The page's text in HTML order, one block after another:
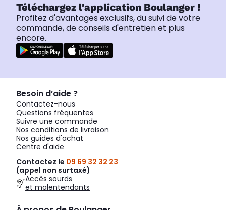
Téléchargez l'application Boulanger !
Profitez d'avantages exclusifs, du suivi de votre
commande, de conseils d'entretien et plus
encore.
Besoin d’aide ?
Contactez-nous
Questions fréquentes
Suivre une commande
Nos conditions de livraison
Nos guides d'achat
Centre d'aide
Contactez le 09 69 32 32 23
(appel non surtaxé)
Accès sourds
et malentendants